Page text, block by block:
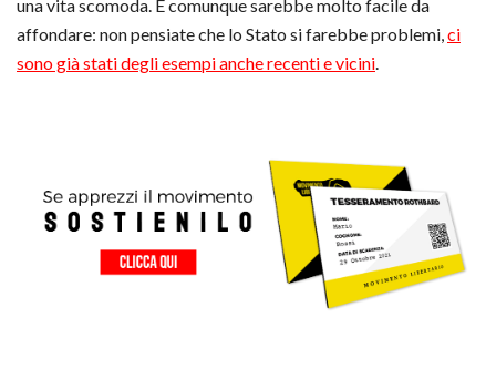
una vita scomoda. E comunque sarebbe molto facile da
affondare: non pensiate che lo Stato si farebbe problemi, ci
sono già stati degli esempi anche recenti e vicini